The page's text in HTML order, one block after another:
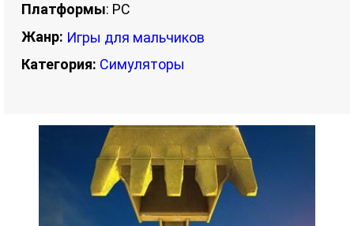
Платформы: PC
Жанр: Игры для мальчиков
Категория: Симуляторы